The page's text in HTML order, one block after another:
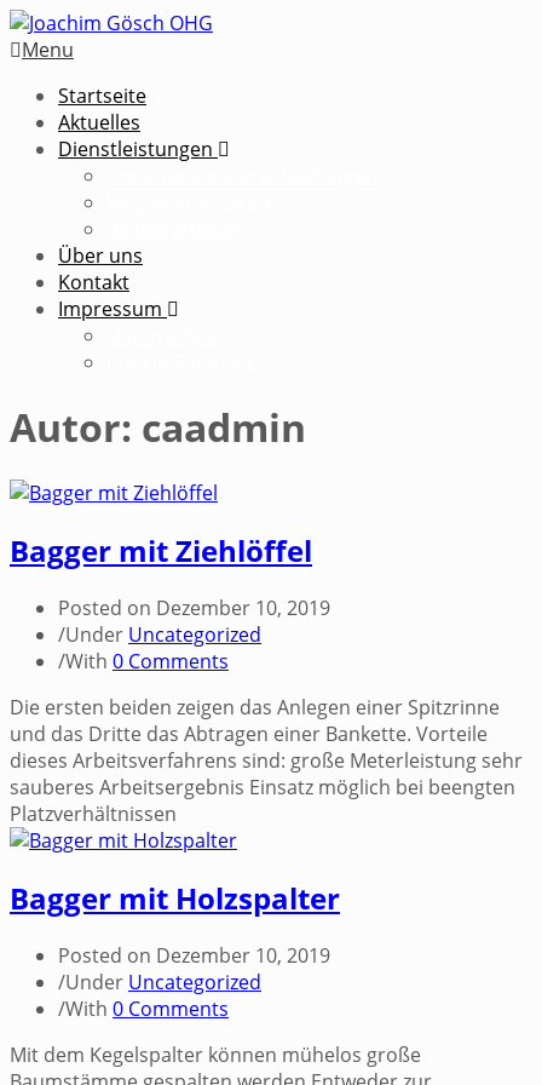
Menu
Startseite
Aktuelles
Dienstleistungen
Über uns
Kontakt
Impressum
Autor: caadmin
Bagger mit Ziehlöffel
Posted on Dezember 10, 2019
/Under Uncategorized
/With 0 Comments
Die ersten beiden zeigen das Anlegen einer Spitzrinne
und das Dritte das Abtragen einer Bankette. Vorteile
dieses Arbeitsverfahrens sind: große Meterleistung sehr
sauberes Arbeitsergebnis Einsatz möglich bei beengten
Platzverhältnissen
Bagger mit Holzspalter
Posted on Dezember 10, 2019
/Under Uncategorized
/With 0 Comments
Mit dem Kegelspalter können mühelos große